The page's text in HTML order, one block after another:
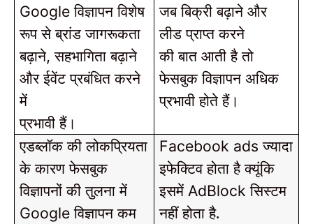
Googleविज्ञापन विशेष
रूप से ब्रांड जागरूकता
बढ़ाने,सहभागिता बढ़ाने
और ईवेंट प्रबंधित करने
में
प्रभावी हैं।
जब बिक्री बढ़ाने और
लीड प्राप्त करने
की बात आती है तो
फेसबुक विज्ञापन अधिक
प्रभावी होते हैं।
एडब्लॉक की लोकप्रियता
के कारण फेसबुक
विज्ञापनों की तुलना में
Googleविज्ञापन कम
Facebook adsज्यादा
इफेक्टिव होता है क्यूंकि
इसमेंAdBlockसिस्टम
नहीं होता है.